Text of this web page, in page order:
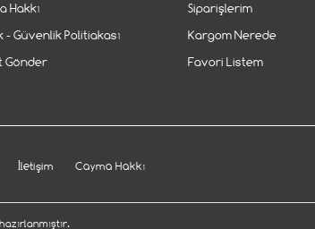
Hakkı
- Güvenlik Politiakası
Gönder
Siparişlerim
Kargom Nerede
Favori Listem
İletişim Cayma Hakkı